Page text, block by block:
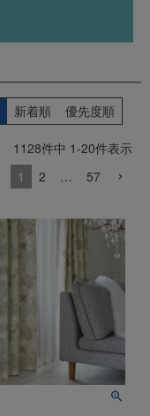
新着順 優先度順
1128件中 1-20件表示
1
2 … 57